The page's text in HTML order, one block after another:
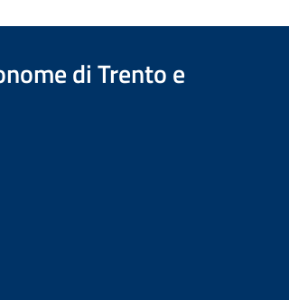
di Trento e